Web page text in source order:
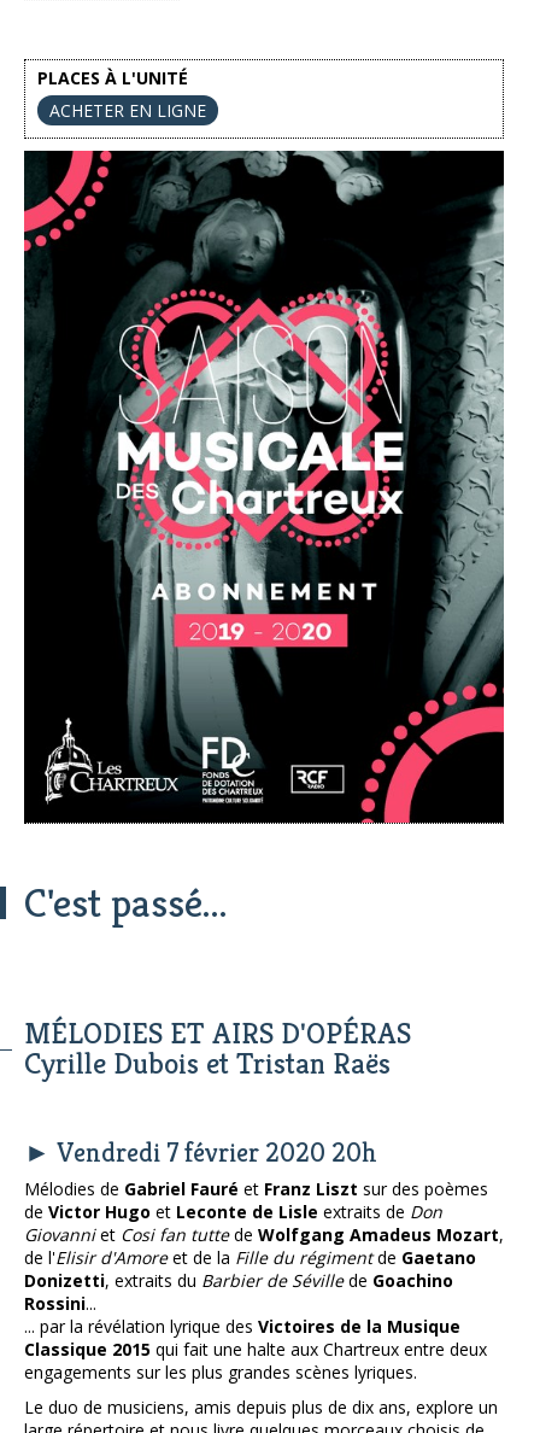
PLACES À L'UNITÉ
ACHETER EN LIGNE
C'est passé...
MÉLODIES ET AIRS D'OPÉRAS
Cyrille Dubois et Tristan Raës
► Vendredi 7 février 2020 20h
Mélodies de Gabriel Fauré et Franz Liszt sur des poèmes
de Victor Hugo et Leconte de Lisle extraits de Don
Giovanniet Cosi fan tuttede Wolfgang Amadeus Mozart,
de l'Elisir d'Amoreet de la Fille du régimentde Gaetano
Donizetti, extraits du Barbier de Sévillede Goachino
Rossini...
... par la révélation lyrique des Victoires de la Musique
Classique 2015 qui fait une halte aux Chartreux entre deux
engagements sur les plus grandes scènes lyriques.
Le duo de musiciens, amis depuis plus de dix ans, explore un